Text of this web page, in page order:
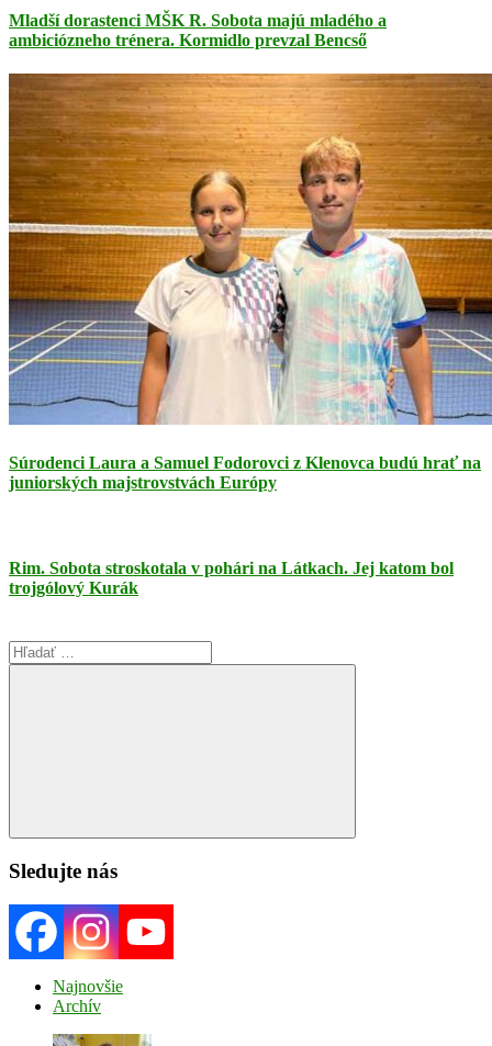
Mladší dorastenci MŠK R. Sobota majú mladého a
ambiciózneho trénera. Kormidlo prevzal Bencső
Súrodenci Laura a Samuel Fodorovci z Klenovca budú hrať na
juniorských majstrovstvách Európy
Rim. Sobota stroskotala v pohári na Látkach. Jej katom bol
trojgólový Kurák
Search
for:
Search
Sledujte nás
Najnovšie
Archív